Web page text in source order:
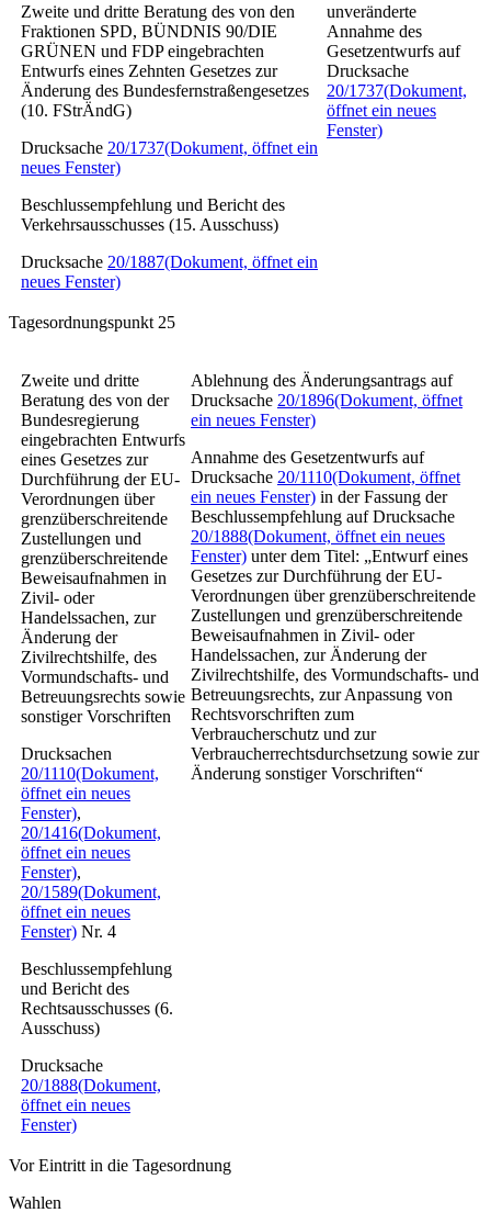
Zweite und dritte Beratung des von den
Fraktionen SPD, BÜNDNIS 90/DIE
GRÜNEN und FDP eingebrachten
Entwurfs eines Zehnten Gesetzes zur
Änderung des Bundesfernstraßengesetzes
(10. FStrÄndG)
Drucksache 20/1737(Dokument, öffnet ein
neues Fenster)
Beschlussempfehlung und Bericht des
Verkehrsausschusses (15. Ausschuss)
Drucksache 20/1887(Dokument, öffnet ein
neues Fenster)
unveränderte
Annahme des
Gesetzentwurfs auf
Drucksache
20/1737(Dokument,
öffnet ein neues
Fenster)
Tagesordnungspunkt 25
Zweite und dritte
Beratung des von der
Bundesregierung
eingebrachten Entwurfs
eines Gesetzes zur
Durchführung der EU-
Verordnungen über
grenzüberschreitende
Zustellungen und
grenzüberschreitende
Beweisaufnahmen in
Zivil- oder
Handelssachen, zur
Änderung der
Zivilrechtshilfe, des
Vormundschafts- und
Betreuungsrechts sowie
sonstiger Vorschriften
Drucksachen
20/1110(Dokument,
öffnet ein neues
Fenster),
20/1416(Dokument,
öffnet ein neues
Fenster),
20/1589(Dokument,
öffnet ein neues
Fenster) Nr. 4
Beschlussempfehlung
und Bericht des
Rechtsausschusses (6.
Ausschuss)
Drucksache
20/1888(Dokument,
öffnet ein neues
Fenster)
Ablehnung des Änderungsantrags auf
Drucksache 20/1896(Dokument, öffnet
ein neues Fenster)
Annahme des Gesetzentwurfs auf
Drucksache 20/1110(Dokument, öffnet
ein neues Fenster) in der Fassung der
Beschlussempfehlung auf Drucksache
20/1888(Dokument, öffnet ein neues
Fenster) unter dem Titel: „Entwurf eines
Gesetzes zur Durchführung der EU-
Verordnungen über grenzüberschreitende
Zustellungen und grenzüberschreitende
Beweisaufnahmen in Zivil- oder
Handelssachen, zur Änderung der
Zivilrechtshilfe, des Vormundschafts- und
Betreuungsrechts, zur Anpassung von
Rechtsvorschriften zum
Verbraucherschutz und zur
Verbraucherrechtsdurchsetzung sowie zur
Änderung sonstiger Vorschriften“
Vor Eintritt in die Tagesordnung
Wahlen